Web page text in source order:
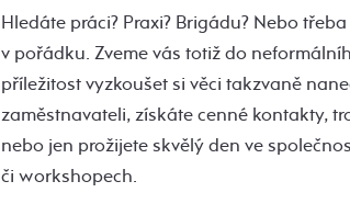
Hledáte práci? Praxi? Brigádu? Nebo
v pořádku. Zveme vás totiž do
příležitost vyzkoušet si věci takzvaně
zaměstnavateli, získáte cenné kontakty,
nebo jen prožijete skvělý den ve
či workshopech.